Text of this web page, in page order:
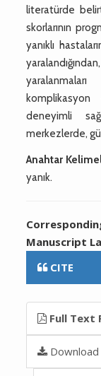
literatürde
skorlarının
yanıklı
komplikasyon
deneyimli
merkezlerde,
Anahtar
yanık.
Manuscript
CITE
Full Text
Download